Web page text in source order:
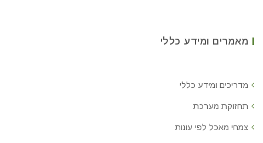
מאמרים ומידע כללי
מדריכים ומידע כללי
תחזוקת מערכת
צמחי מאכל לפי עונות